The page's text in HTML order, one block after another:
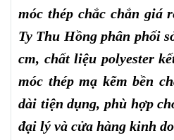
móc thép chắc chắn giá
Ty Thu Hồng phân phối
cm, chất liệu polyester
móc thép mạ kẽm bền
dài tiện dụng, phù hợp
đại lý và cửa hàng kinh